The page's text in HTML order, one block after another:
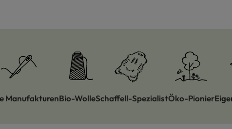
ManufakturenBio-WolleSchaffell-SpezialistÖko-Pionier